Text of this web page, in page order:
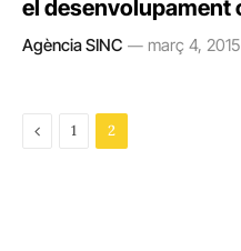
el
Agència SINC març 4, 2015
Previous
1 2